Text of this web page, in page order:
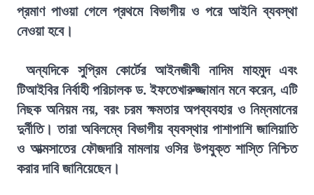
প্রমাণ পাওয়া গেলে প্রথমে বিভাগীয় ও পরে আইনি ব্যবস্থা
নেওয়া হবে।
অন্যদিকে সুপ্রিম কোর্টের আইনজীবী নাদিম মাহমুদ এবং
টিআইবির নির্বাহী পরিচালক ড. ইফতেখারুজ্জামান মনে করেন, এটি
নিছক অনিয়ম নয়, বরং চরম ক্ষমতার অপব্যবহার ও নিম্নমানের
দুর্নীতি। তারা অবিলম্বে বিভাগীয় ব্যবস্থার পাশাপাশি জালিয়াতি
ও আত্মসাতের ফৌজদারি মামলায় ওসির উপযুক্ত শাস্তি নিশ্চিত
করার দাবি জানিয়েছেন।